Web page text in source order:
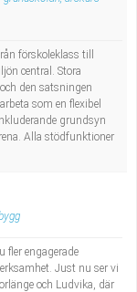
förskoleklass till
central. Stora
den satsningen
som en flexibel
grundsyn
Alla stödfunktioner
fler engagerade
Just nu ser vi
och Ludvika, där